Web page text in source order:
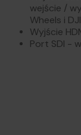
wejście /
Wheels i
Wyjście
Port SDI -